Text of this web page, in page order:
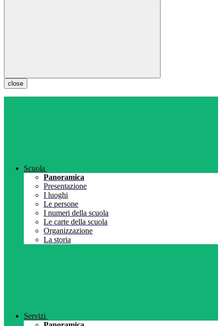
close
Scuola
Panoramica
Presentazione
I luoghi
Le persone
I numeri della scuola
Le carte della scuola
Organizzazione
La storia
Servizi